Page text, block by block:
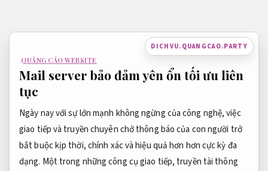
DICHVU.QUANGCAO.PARTY
QUẢNG CÁO WEBSITE
Mail server bảo đảm yên ổn tối ưu liên
tục
Ngày nay với sự lớn mạnh không ngừng của công nghệ, việc
giao tiếp và truyền chuyên chở thông báo của con người trở
bắt buộc kịp thời, chính xác và hiệu quả hơn hơn cực kỳ đa
dạng. Một trong những công cụ giao tiếp, truyền tài thông